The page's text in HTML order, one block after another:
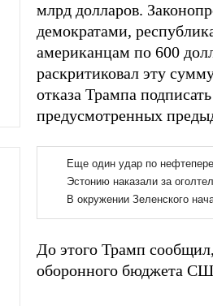
млрд долларов.
демократами,
американцам по 600
раскритиковал эту
отказа Трампа
предусмотренных
До этого Трамп
оборонного бюджета